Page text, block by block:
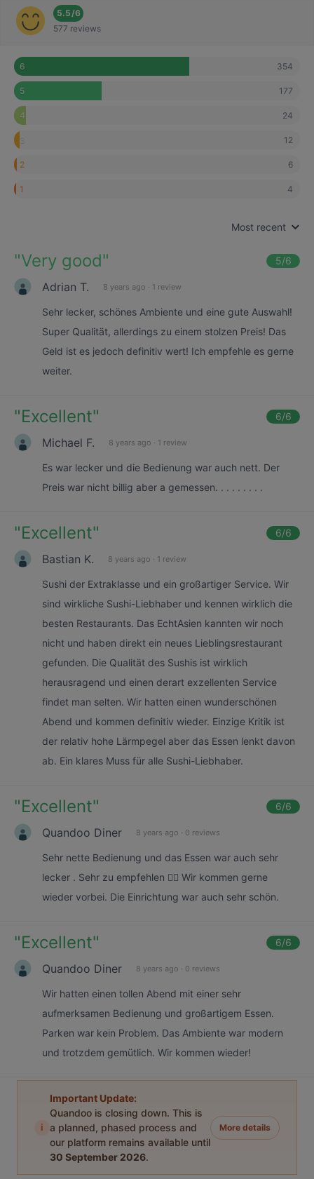
5.5/6
577 reviews
6 354
5 177
4 24
3 12
2 6
1 4
Most recent
"Very good" 5/6
Adrian T. 8 years ago · 1 review
Sehr lecker, schönes Ambiente und eine gute Auswahl!
Super Qualität, allerdings zu einem stolzen Preis! Das
Geld ist es jedoch definitiv wert! Ich empfehle es gerne
weiter.
"Excellent" 6/6
Michael F. 8 years ago · 1 review
Es war lecker und die Bedienung war auch nett. Der
Preis war nicht billig aber a gemessen. . . . . . . . .
"Excellent" 6/6
Bastian K. 8 years ago · 1 review
Sushi der Extraklasse und ein großartiger Service. Wir
sind wirkliche Sushi-Liebhaber und kennen wirklich die
besten Restaurants. Das EchtAsien kannten wir noch
nicht und haben direkt ein neues Lieblingsrestaurant
gefunden. Die Qualität des Sushis ist wirklich
herausragend und einen derart exzellenten Service
findet man selten. Wir hatten einen wunderschönen
Abend und kommen definitiv wieder. Einzige Kritik ist
der relativ hohe Lärmpegel aber das Essen lenkt davon
ab. Ein klares Muss für alle Sushi-Liebhaber.
"Excellent" 6/6
Quandoo Diner 8 years ago · 0 reviews
Sehr nette Bedienung und das Essen war auch sehr
lecker . Sehr zu empfehlen 👍🏻 Wir kommen gerne
wieder vorbei. Die Einrichtung war auch sehr schön.
"Excellent" 6/6
Quandoo Diner 8 years ago · 0 reviews
Wir hatten einen tollen Abend mit einer sehr
aufmerksamen Bedienung und großartigem Essen.
Parken war kein Problem. Das Ambiente war modern
und trotzdem gemütlich. Wir kommen wieder!
i
Important Update:
Quandoo is closing down. This is
a planned, phased process and
our platform remains available until
30 September 2026.
More details